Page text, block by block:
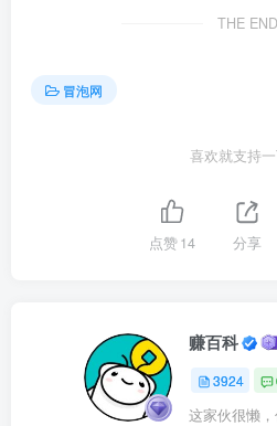
THE END
冒泡网
喜欢就支持
点赞14 分享
赚百科
3924
这家伙很懒